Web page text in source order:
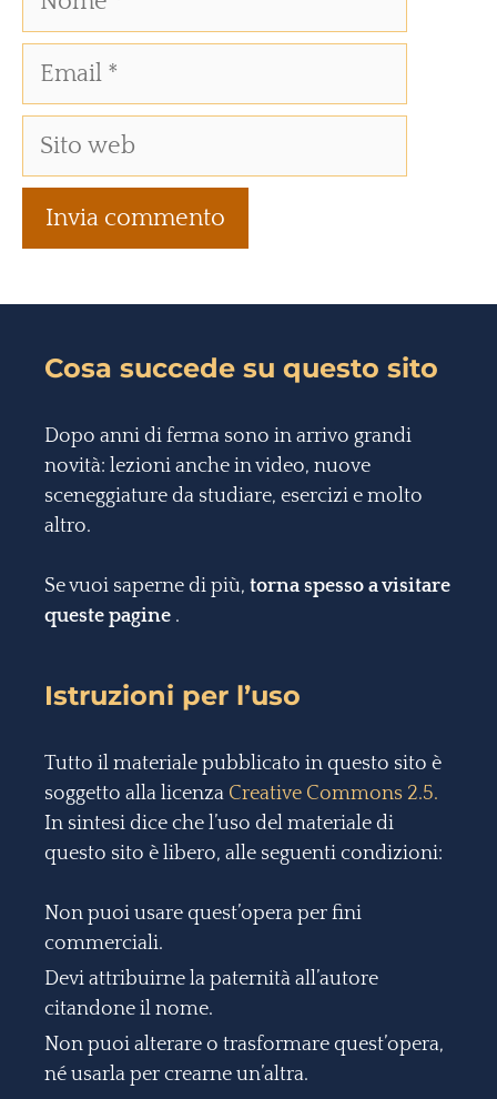
Cosa succede su questo sito
Dopo anni di ferma sono in arrivo grandi
novità: lezioni anche in video, nuove
sceneggiature da studiare, esercizi e molto
altro.
Se vuoi saperne di più, torna spesso a visitare
queste pagine .
Istruzioni per l’uso
Tutto il materiale pubblicato in questo sito è
soggetto alla licenza Creative Commons 2.5.
In sintesi dice che l’uso del materiale di
questo sito è libero, alle seguenti condizioni:
Non puoi usare quest’opera per fini
commerciali.
Devi attribuirne la paternità all’autore
citandone il nome.
Non puoi alterare o trasformare quest’opera,
né usarla per crearne un’altra.